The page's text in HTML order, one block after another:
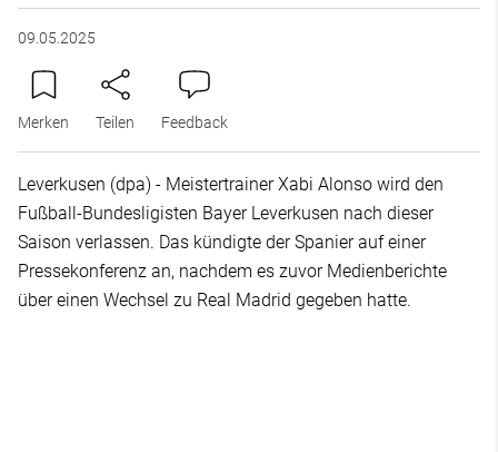
09.05.2025
Merken Teilen Feedback
Leverkusen (dpa) - Meistertrainer Xabi Alonso wird den
Fußball-Bundesligisten Bayer Leverkusen nach dieser
Saison verlassen. Das kündigte der Spanier auf einer
Pressekonferenz an, nachdem es zuvor Medienberichte
über einen Wechsel zu Real Madrid gegeben hatte.